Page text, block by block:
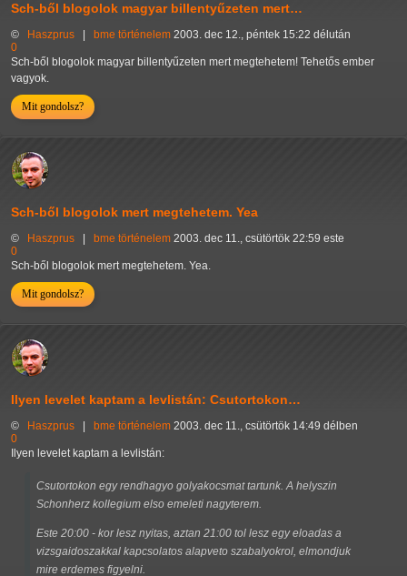
Sch-ből blogolok magyar billentyűzeten mert…
© Haszprus bme történelem 2003. dec 12., péntek 15:22 délután
0
Sch-ből blogolok magyar billentyűzeten mert megtehetem! Tehetős ember
vagyok.
Mit gondolsz?
Sch-ből blogolok mert megtehetem. Yea
© Haszprus bme történelem 2003. dec 11., csütörtök 22:59 este
0
Sch-ből blogolok mert megtehetem. Yea.
Mit gondolsz?
Ilyen levelet kaptam a levlistán: Csutortokon…
© Haszprus bme történelem 2003. dec 11., csütörtök 14:49 délben
0
Ilyen levelet kaptam a levlistán:
Csutortokon egy rendhagyo golyakocsmat tartunk. A helyszin
Schonherz kollegium elso emeleti nagyterem.
Este 20:00 - kor lesz nyitas, aztan 21:00 tol lesz egy eloadas a
vizsgaidoszakkal kapcsolatos alapveto szabalyokrol, elmondjuk
mire erdemes figyelni.